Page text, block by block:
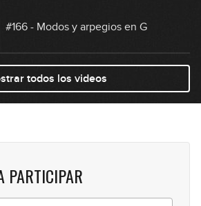
#166 - Modos y arpegios en G
#167 - Groove con notas mudas en
Em
todos los videos
PARTICIPAR